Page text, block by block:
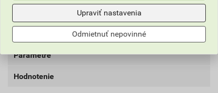
cenníkovej ceny
2,40 EUR
2,95 EUR
Parametre
typ
Hodnotenie
Upraviť nastavenia
Odmietnuť nepovinné